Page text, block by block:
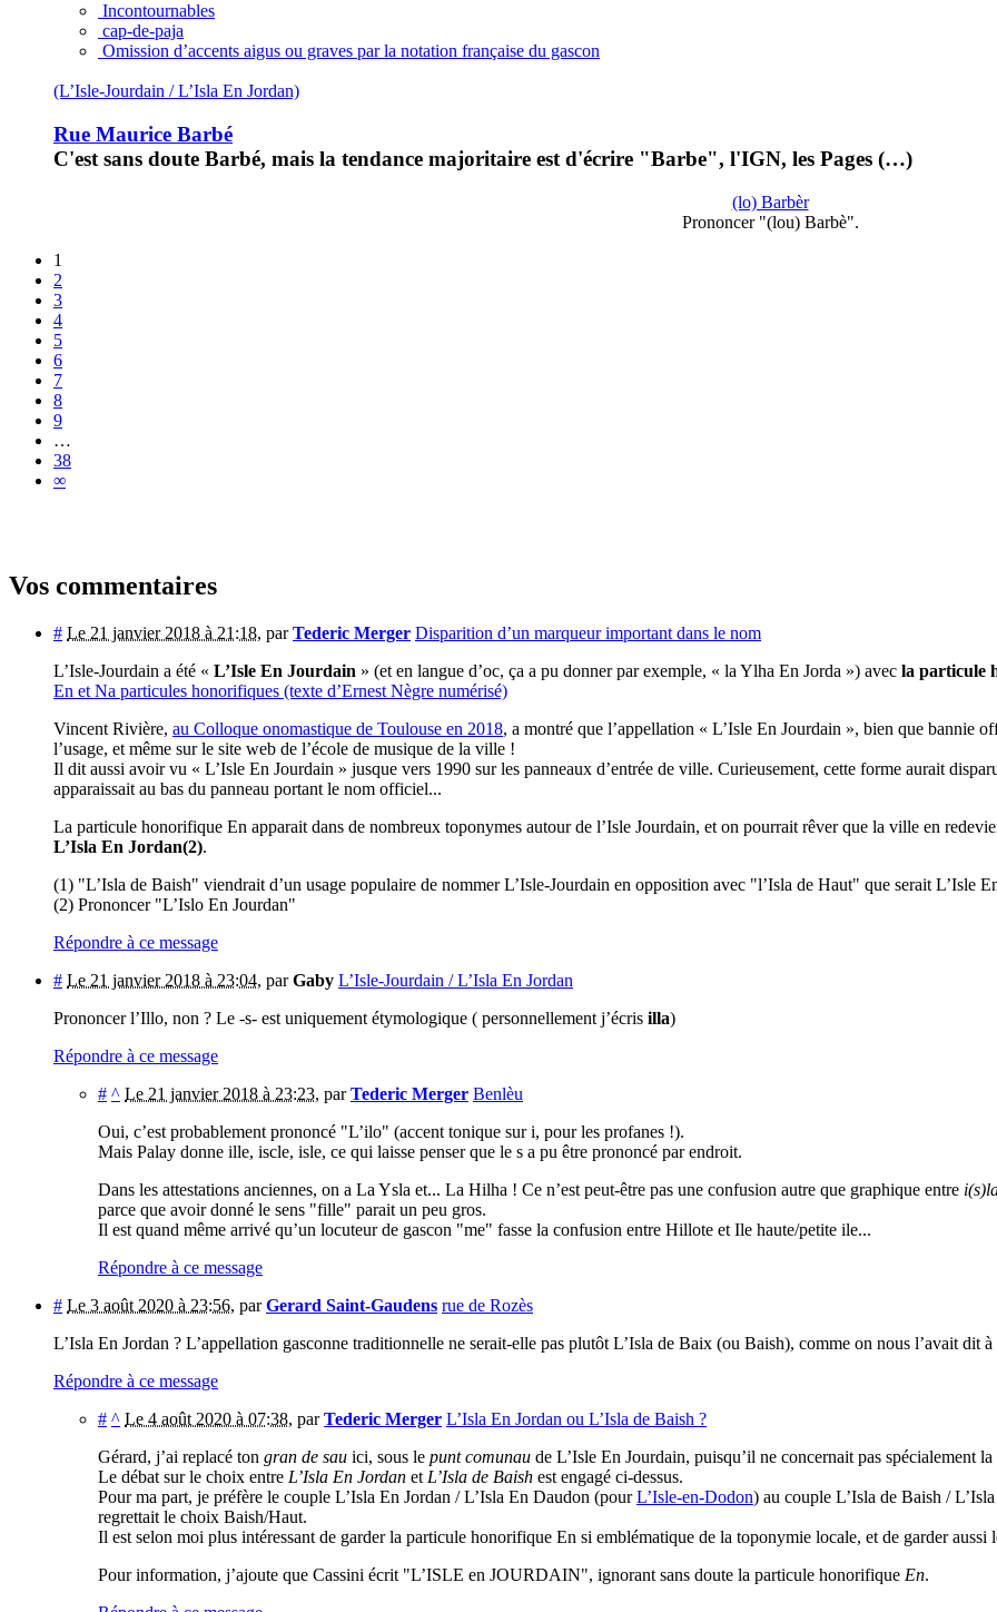
Incontournables
cap-de-paja
Omission d’accents aigus ou graves par la notation française du gascon
(L’Isle-Jourdain / L’Isla En Jordan)
Rue Maurice Barbé
C'est sans doute Barbé, mais la tendance majoritaire est d'écrire "Barbe", l'IGN, les Pages (…)
(lo) Barbèr
Prononcer "(lou) Barbè".
1
2
3
4
5
6
7
8
9
…
38
∞
Vos commentaires
# Le 21 janvier 2018 à 21:18, parTederic Merger Disparition d’un marqueur important dans le nom
L’Isle-Jourdain a été « L’Isle En Jourdain » (et en langue d’oc, ça a pu donner par exemple, « la Ylha En Jorda ») avec la particule
En et Na particules honorifiques (texte d’Ernest Nègre numérisé)
Vincent Rivière, au Colloque onomastique de Toulouse en 2018, a montré que l’appellation « L’Isle En Jourdain », bien que bannie
l’usage, et même sur le site web de l’école de musique de la ville !
Il dit aussi avoir vu « L’Isle En Jourdain » jusque vers 1990 sur les panneaux d’entrée de ville. Curieusement, cette forme aurait
apparaissait au bas du panneau portant le nom officiel...
La particule honorifique En apparait dans de nombreux toponymes autour de l’Isle Jourdain, et on pourrait rêver que la ville en
L’Isla En Jordan(2).
(1) "L’Isla de Baish" viendrait d’un usage populaire de nommer L’Isle-Jourdain en opposition avec "l’Isla de Haut" que serait L’Isle
(2) Prononcer "L’Islo En Jourdan"
Répondre à ce message
# Le 21 janvier 2018 à 23:04, parGaby L’Isle-Jourdain / L’Isla En Jordan
Prononcer l’Illo, non ? Le -s- est uniquement étymologique ( personnellement j’écris illa)
Répondre à ce message
# ^ Le 21 janvier 2018 à 23:23, parTederic Merger Benlèu
Oui, c’est probablement prononcé "L’ilo" (accent tonique sur i, pour les profanes !).
Mais Palay donne ille, iscle, isle, ce qui laisse penser que le s a pu être prononcé par endroit.
Dans les attestations anciennes, on a La Ysla et... La Hilha ! Ce n’est peut-être pas une confusion autre que graphique entre
parce que avoir donné le sens "fille" parait un peu gros.
Il est quand même arrivé qu’un locuteur de gascon "me" fasse la confusion entre Hillote et Ile haute/petite ile...
Répondre à ce message
# Le 3 août 2020 à 23:56, parGerard Saint-Gaudens rue de Rozès
L’Isla En Jordan ? L’appellation gasconne traditionnelle ne serait-elle pas plutôt L’Isla de Baix (ou Baish), comme on nous l’avait dit à
Répondre à ce message
# ^ Le 4 août 2020 à 07:38, parTederic Merger L’Isla En Jordan ou L’Isla de Baish ?
Gérard, j’ai replacé ton gran de sau ici, sous le punt comunau de L’Isle En Jourdain, puisqu’il ne concernait pas spécialement
Le débat sur le choix entre L’Isla En Jordan et L’Isla de Baish est engagé ci-dessus.
Pour ma part, je préfère le couple L’Isla En Jordan / L’Isla En Daudon (pourL’Isle-en-Dodon) au couple L’Isla de Baish /
regrettait le choix Baish/Haut.
Il est selon moi plus intéressant de garder la particule honorifique En si emblématique de la toponymie locale, et de garder aussi
Pour information, j’ajoute que Cassini écrit "L’ISLE en JOURDAIN", ignorant sans doute la particule honorifique En.